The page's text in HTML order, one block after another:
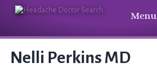
Menu
Nelli Perkins MD